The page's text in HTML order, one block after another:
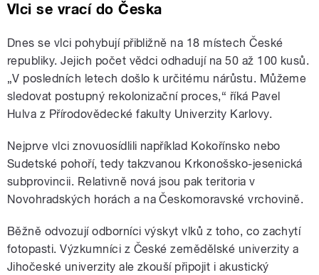
Vlci se vrací do Česka
Dnes se vlci pohybují přibližně na 18 místech České
republiky. Jejich počet vědci odhadují na 50 až 100 kusů.
„V posledních letech došlo k určitému nárůstu. Můžeme
sledovat postupný rekolonizační proces,“ říká Pavel
Hulva z Přírodovědecké fakulty Univerzity Karlovy.
Nejprve vlci znovuosídlili například Kokořínsko nebo
Sudetské pohoří, tedy takzvanou Krkonošsko-jesenická
subprovincii. Relativně nová jsou pak teritoria v
Novohradských horách a na Českomoravské vrchovině.
Běžně odvozují odborníci výskyt vlků z toho, co zachytí
fotopasti. Výzkumníci z České zemědělské univerzity a
Jihočeské univerzity ale zkouší připojit i akustický